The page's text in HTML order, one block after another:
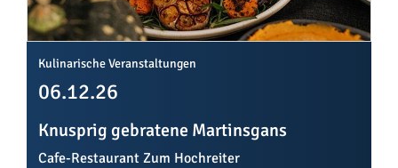
Kulinarische Veranstaltungen
06.12.26
Knusprig gebratene Martinsgans
Cafe-Restaurant Zum Hochreiter